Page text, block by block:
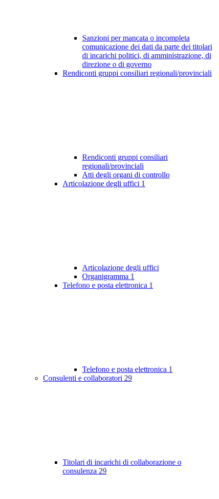
Sanzioni per mancata o incompleta
comunicazione dei dati da parte dei titolari
di incarichi politici, di amministrazione, di
direzione o di governo
Rendiconti gruppi consiliari regionali/provinciali
Rendiconti gruppi consiliari
regionali/provinciali
Atti degli organi di controllo
Articolazione degli uffici 1
Articolazione degli uffici
Organigramma 1
Telefono e posta elettronica 1
Telefono e posta elettronica 1
Consulenti e collaboratori 29
Titolari di incarichi di collaborazione o
consulenza 29